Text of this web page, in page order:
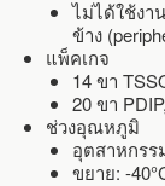
ไม่ได้ใช้ง
ข้าง
แพ็คเกจ
14 ขา
20 ขา
ช่วงอุณหภูมิ
อุตสาหกรร
ขยาย: -